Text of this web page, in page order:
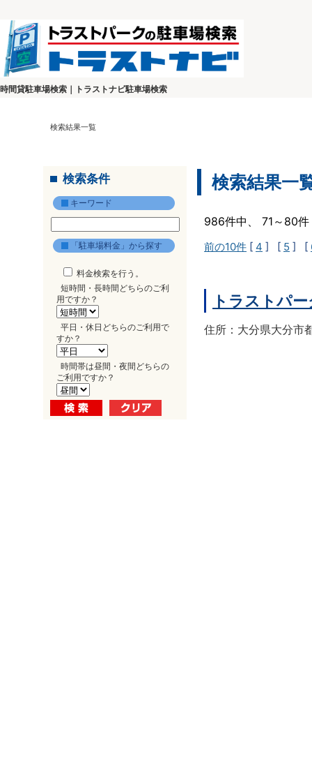
時間貸駐車場検索｜トラストナビ駐車場検索
検索結果一覧
検索条件
キーワード
「駐車場料金」から探す
料金検索を行う。
短時間・長時間どちらのご利
用ですか？
平日・休日どちらのご利用で
すか？
時間帯は昼間・夜間どちらの
ご利用ですか？
検索結果一
986件中、 71～80
前の10件 [ 4 ] [ 5 ] [
トラストパ
住所：大分県大分市